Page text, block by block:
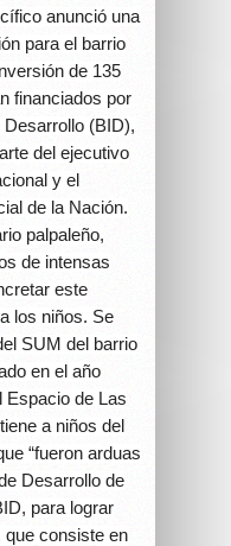
anunció una
para el barrio
de 135
financiados por
(BID),
del ejecutivo
y el
de la Nación.
palpaleño,
de intensas
este
los niños. Se
SUM del barrio
en el año
Espacio de Las
a niños del
“fueron arduas
Desarrollo de
para lograr
que consiste en